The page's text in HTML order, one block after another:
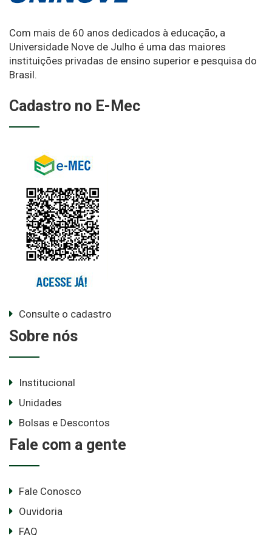
Com mais de 60 anos dedicados à educação, a
Universidade Nove de Julho é uma das maiores
instituições privadas de ensino superior e pesquisa do
Brasil.
Cadastro no E-Mec
Consulte o cadastro
Sobre nós
Institucional
Unidades
Bolsas e Descontos
Fale com a gente
Fale Conosco
Ouvidoria
FAQ